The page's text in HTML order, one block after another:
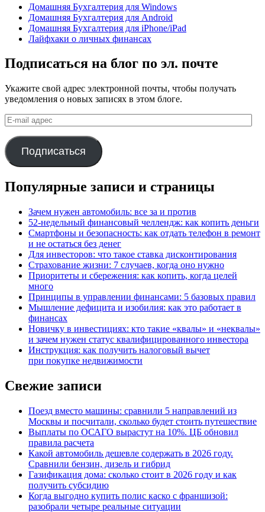
Домашняя Бухгалтерия для Windows
Домашняя Бухгалтерия для Android
Домашняя Бухгалтерия для iPhone/iPad
Лайфхаки о личных финансах
Подписаться на блог по эл. почте
Укажите свой адрес электронной почты, чтобы получать
уведомления о новых записях в этом блоге.
E-
mail
адрес
Подписаться
Популярные записи и страницы
Зачем нужен автомобиль: все за и против
52-недельный финансовый челлендж: как копить деньги
Смартфоны и безопасность: как отдать телефон в ремонт
и не остаться без денег
Для инвесторов: что такое ставка дисконтирования
Страхование жизни: 7 случаев, когда оно нужно
Приоритеты и сбережения: как копить, когда целей
много
Принципы в управлении финансами: 5 базовых правил
Мышление дефицита и изобилия: как это работает в
финансах
Новичку в инвестициях: кто такие «квалы» и «неквалы»
и зачем нужен статус квалифицированного инвестора
Инструкция: как получить налоговый вычет
при покупке недвижимости
Свежие записи
Поезд вместо машины: сравнили 5 направлений из
Москвы и посчитали, сколько будет стоить путешествие
Выплаты по ОСАГО вырастут на 10%. ЦБ обновил
правила расчета
Какой автомобиль дешевле содержать в 2026 году.
Сравнили бензин, дизель и гибрид
Газификация дома: сколько стоит в 2026 году и как
получить субсидию
Когда выгодно купить полис каско с франшизой:
разобрали четыре реальные ситуации